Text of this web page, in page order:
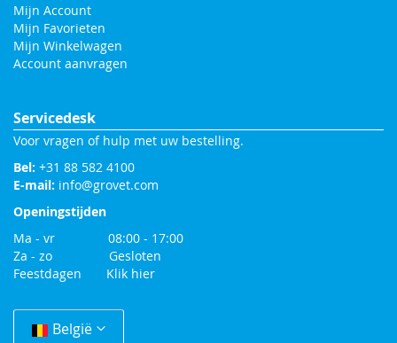
Mijn Account
Mijn Favorieten
Mijn Winkelwagen
Account aanvragen
Servicedesk
Voor vragen of hulp met uw bestelling.
Bel: +31 88 582 4100
E-mail: info@grovet.com
Openingstijden
Ma - vr 08:00 - 17:00
Za - zo Gesloten
Feestdagen Klik hier
Change
CountryBelgië